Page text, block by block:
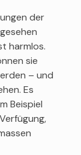
der
harmlos.
sie
– und
Es
Beispiel